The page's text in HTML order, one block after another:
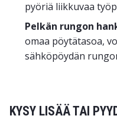
pyöriä liikkuvaa
Pelkän rungon
omaa pöytätasoa,
sähköpöydän
KYSY LISÄÄ TAI